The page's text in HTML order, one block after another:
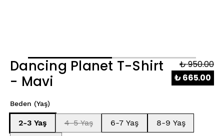
Dancing Planet T-Shirt
- Mavi
₺ 950.00
₺ 665.00
Beden (Yaş)
2-3 Yaş 4-5 Yaş 6-7 Yaş
8-9 Yaş